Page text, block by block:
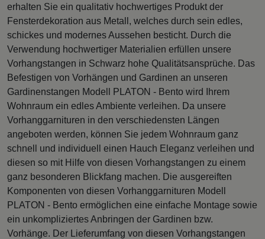
erhalten Sie ein qualitativ hochwertiges Produkt der
Fensterdekoration aus Metall, welches durch sein edles,
schickes und modernes Aussehen besticht. Durch die
Verwendung hochwertiger Materialien erfüllen unsere
Vorhangstangen in Schwarz hohe Qualitätsansprüche. Das
Befestigen von Vorhängen und Gardinen an unseren
Gardinenstangen Modell PLATON - Bento wird Ihrem
Wohnraum ein edles Ambiente verleihen. Da unsere
Vorhanggarnituren in den verschiedensten Längen
angeboten werden, können Sie jedem Wohnraum ganz
schnell und individuell einen Hauch Eleganz verleihen und
diesen so mit Hilfe von diesen Vorhangstangen zu einem
ganz besonderen Blickfang machen. Die ausgereiften
Komponenten von diesen Vorhanggarnituren Modell
PLATON - Bento ermöglichen eine einfache Montage sowie
ein unkompliziertes Anbringen der Gardinen bzw.
Vorhänge. Der Lieferumfang von diesen Vorhangstangen